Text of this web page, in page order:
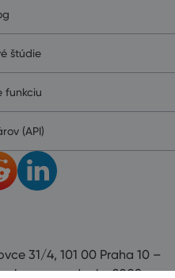
štúdie
funkciu
(API)
31/4, 101 00 Praha 10 –
od roku 2008.